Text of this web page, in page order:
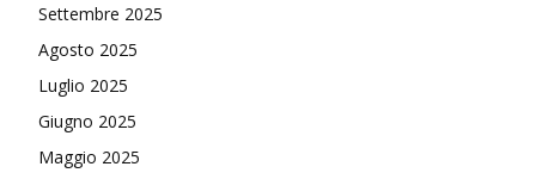
Settembre 2025
Agosto 2025
Luglio 2025
Giugno 2025
Maggio 2025